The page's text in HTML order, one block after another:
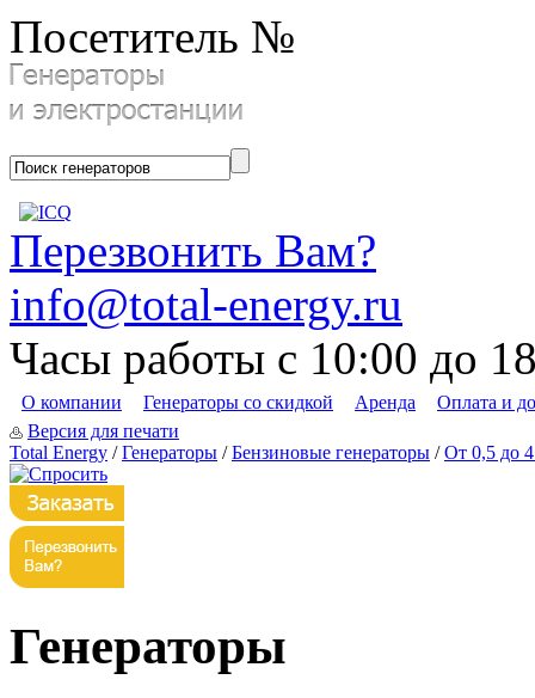
Посетитель №
Перезвонить Вам?
info@total-energy.ru
Часы работы с 10:00 до
О компании Генераторы со скидкой Аренда
Оплата и
Версия для печати
Total Energy /Генераторы /Бензиновые генераторы /От 0,5 до
Генераторы